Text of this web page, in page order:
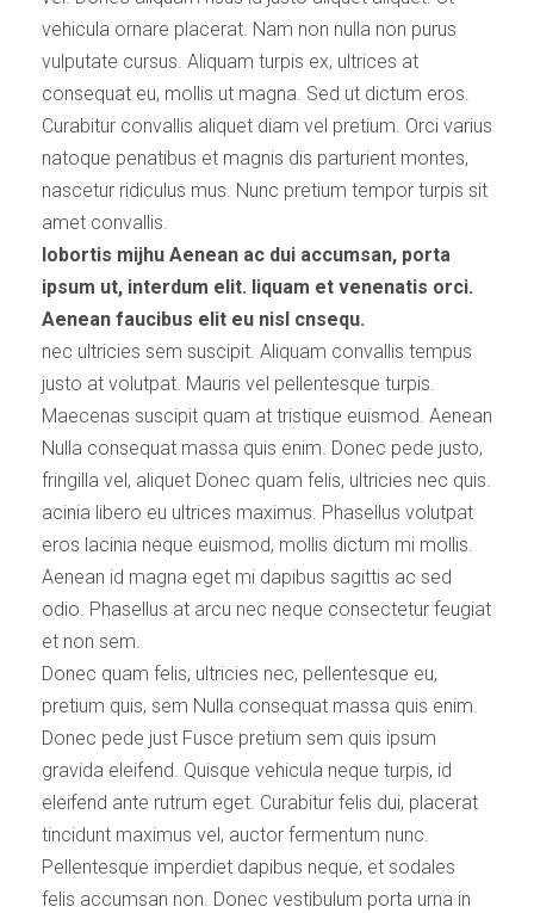
vehicula ornare placerat. Nam non nulla non purus
vulputate cursus. Aliquam turpis ex, ultrices at
consequat eu, mollis ut magna. Sed ut dictum eros.
Curabitur convallis aliquet diam vel pretium. Orci varius
natoque penatibus et magnis dis parturient montes,
nascetur ridiculus mus. Nunc pretium tempor turpis sit
amet convallis.
lobortis mijhu Aenean ac dui accumsan, porta
ipsum ut, interdum elit. liquam et venenatis orci.
Aenean faucibus elit eu nisl cnsequ.
nec ultricies sem suscipit. Aliquam convallis tempus
justo at volutpat. Mauris vel pellentesque turpis.
Maecenas suscipit quam at tristique euismod. Aenean
Nulla consequat massa quis enim. Donec pede justo,
fringilla vel, aliquet Donec quam felis, ultricies nec quis.
acinia libero eu ultrices maximus. Phasellus volutpat
eros lacinia neque euismod, mollis dictum mi mollis.
Aenean id magna eget mi dapibus sagittis ac sed
odio. Phasellus at arcu nec neque consectetur feugiat
et non sem.
Donec quam felis, ultricies nec, pellentesque eu,
pretium quis, sem Nulla consequat massa quis enim.
Donec pede just Fusce pretium sem quis ipsum
gravida eleifend. Quisque vehicula neque turpis, id
eleifend ante rutrum eget. Curabitur felis dui, placerat
tincidunt maximus vel, auctor fermentum nunc.
Pellentesque imperdiet dapibus neque, et sodales
felis accumsan non. Donec vestibulum porta urna in